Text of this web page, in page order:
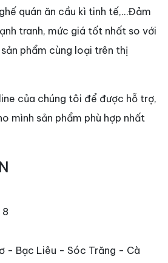
quán ăn cầu kì tinh tế,…Đảm
tranh, mức giá tốt nhất so với
phẩm cùng loại trên thị
của chúng tôi để được hỗ trợ,
mình sản phẩm phù hợp nhất
8
- Bạc Liêu - Sóc Trăng - Cà